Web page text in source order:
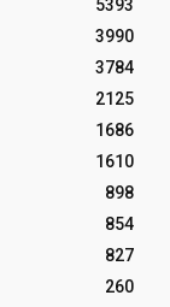
5393
3990
3784
2125
1686
1610
898
854
827
260